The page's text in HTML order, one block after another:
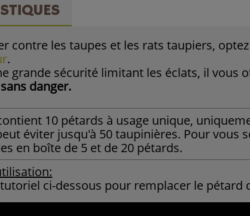
contre les taupes et les rats taupiers,
.
grande sécurité limitant les éclats, il vous
sans danger.
10 pétards à usage unique,
éviter jusqu'à 50 taupinières. Pour vous
en boîte de 5 et de 20 pétards.
tutoriel ci-dessous pour remplacer le